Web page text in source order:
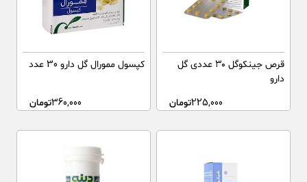
قرص جینکوگل ۳۰ عددی گل
دارو
225,000تومان
کپسول ممورال گل دارو 30 عدد
360,000تومان